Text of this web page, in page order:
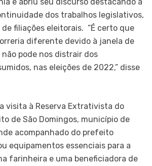
dos trabalhos legislativos,
de filiações eleitorais. “É certo que
diferente devido à janela de
não pode nos distrair dos
nas eleições de 2022,” disse
visita à Reserva Extrativista do
de São Domingos, município de
acompanhado do prefeito
equipamentos essenciais para a
farinheira e uma beneficiadora de